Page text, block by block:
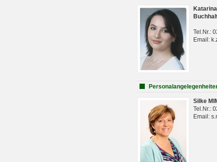
Tel.Nr.:
Email:
Silke
Tel.Nr.:
Email: